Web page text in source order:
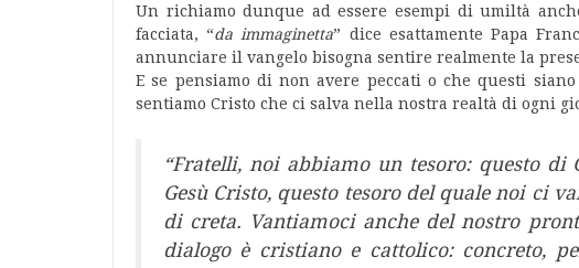
Un richiamo dunque ad essere esempi di umiltà
facciata, “da immaginetta” dice esattamente Papa
annunciare il vangelo bisogna sentire realmente la
E se pensiamo di non avere peccati o che questi
sentiamo Cristo che ci salva nella nostra realtà di ogni
“Fratelli, noi abbiamo un tesoro: questo di
Gesù Cristo, questo tesoro del quale noi ci
di creta. Vantiamoci anche del nostro
dialogo è cristiano e cattolico: concreto,